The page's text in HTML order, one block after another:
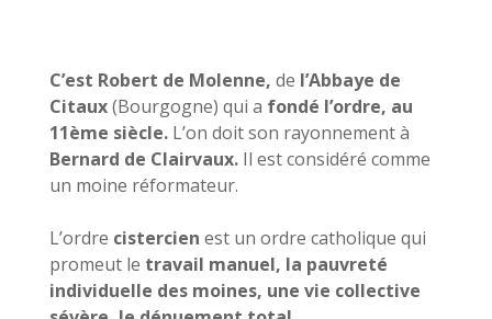
C’est Robert de Molenne, de l’Abbaye de
Citaux(Bourgogne) qui a fondé l’ordre, au
11ème siècle. L’on doit son rayonnement à
Bernard de Clairvaux. Il est considéré comme
un moine réformateur.
L’ordre cistercien est un ordre catholique qui
promeut le travail manuel, la pauvreté
individuelle des moines, une vie collective